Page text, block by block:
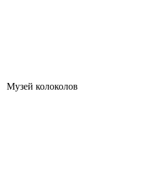
Музей колоколов